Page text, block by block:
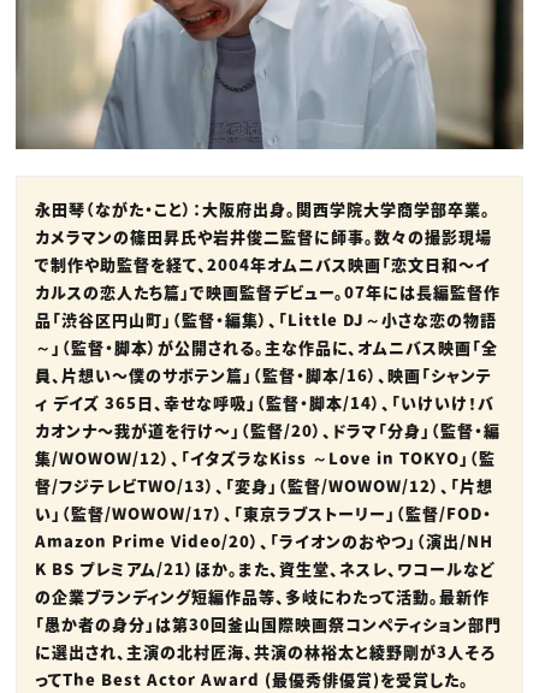
永田琴（ながた・こと）：大阪府出身。関西学院大学商学部卒業。
カメラマンの篠田昇氏や岩井俊二監督に師事。数々の撮影現場
で制作や助監督を経て、2004年オムニバス映画「恋文日和〜イ
カルスの恋人たち篇」で映画監督デビュー。07年には長編監督作
品「渋谷区円山町」（監督・編集）、「Little DJ～小さな恋の物語
～」（監督・脚本）が公開される。主な作品に、オムニバス映画「全
員、片想い〜僕のサボテン篇」（監督・脚本/16）、映画「シャンテ
ィ デイズ 365日、幸せな呼吸」（監督・脚本/14）、「いけいけ！バ
カオンナ〜我が道を行け〜」（監督/20）、ドラマ「分身」（監督・編
集/WOWOW/12）、「イタズラなKiss ～Love in TOKYO」（監
督/フジテレビTWO/13）、「変身」（監督/WOWOW/12）、「片想
い」（監督/WOWOW/17）、「東京ラブストーリー」（監督/FOD・
Amazon Prime Video/20）、「ライオンのおやつ」（演出/NH
K BS プレミアム/21）ほか。また、資生堂、ネスレ、ワコールなど
の企業ブランディング短編作品等、多岐にわたって活動。最新作
「愚か者の身分」は第30回釜山国際映画祭コンペティション部門
に選出され、主演の北村匠海、共演の林裕太と綾野剛が3人そろ
ってThe Best Actor Award (最優秀俳優賞)を受賞した。